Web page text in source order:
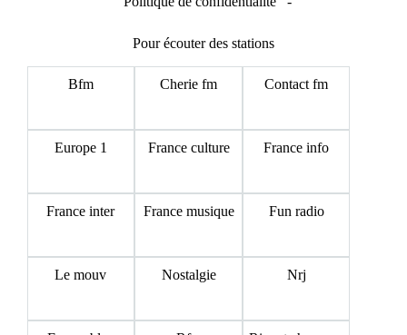
Pour écouter des stations
Bfm Cherie fm Contact fm
Europe 1 France culture France info
France inter France musique Fun radio
Le mouv Nostalgie Nrj